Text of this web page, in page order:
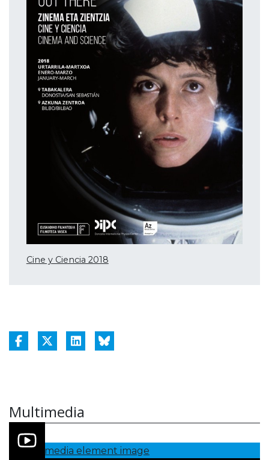
Cine y Ciencia 2018
Multimedia